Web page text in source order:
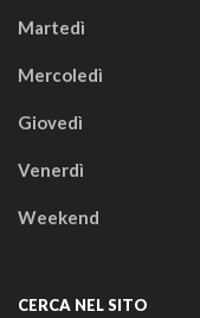
Martedì
Mercoledì
Giovedì
Venerdì
Weekend
CERCA NEL SITO